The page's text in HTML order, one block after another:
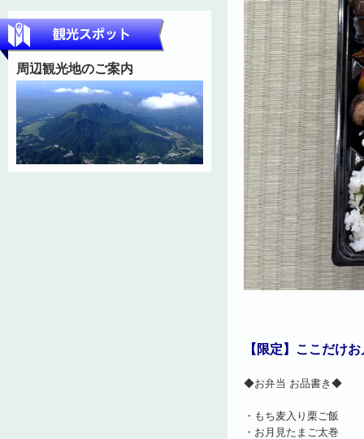
周辺観光地のご案内
【限定】ここだけ
◆お弁当 お品書き◆
・もち麦入り栗ご飯
・お月見たまご太巻